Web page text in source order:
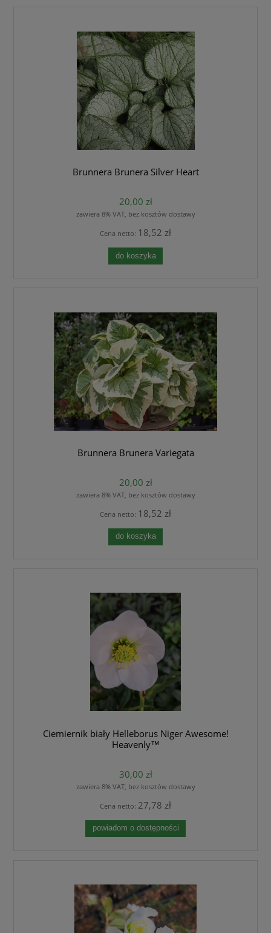
Brunnera Brunera Silver Heart
20,00 zł
zawiera 8% VAT, bez kosztów dostawy
Cena netto: 18,52 zł
do koszyka
Brunnera Brunera Variegata
20,00 zł
zawiera 8% VAT, bez kosztów dostawy
Cena netto: 18,52 zł
do koszyka
Ciemiernik biały Helleborus Niger Awesome!
Heavenly™
30,00 zł
zawiera 8% VAT, bez kosztów dostawy
Cena netto: 27,78 zł
powiadom o dostępności